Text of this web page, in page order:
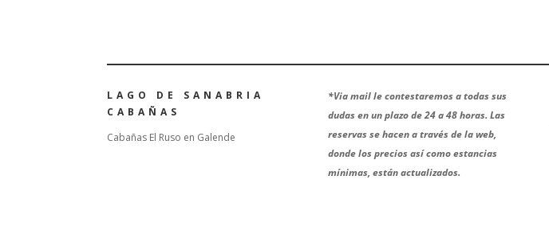
LAGO DE SANABRIA
CABAÑAS
Cabañas El Ruso en Galende
*Via mail le contestaremos a todas sus
dudas en un plazo de 24 a 48 horas. Las
reservas se hacen a través de la web,
donde los precios así como estancias
mínimas, están actualizados.